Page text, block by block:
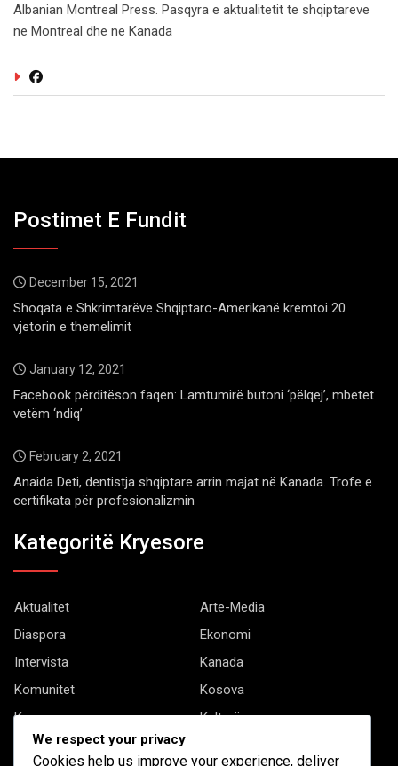
Albanian Montreal Press. Pasqyra e aktualitetit te shqiptareve
ne Montreal dhe ne Kanada
Postimet E Fundit
December 15, 2021
Shoqata e Shkrimtarëve Shqiptaro-Amerikanë kremtoi 20
vjetorin e themelimit
January 12, 2021
Facebook përditëson faqen: Lamtumirë butoni ‘pëlqej’, mbetet
vetëm ‘ndiq’
February 2, 2021
Anaida Deti, dentistja shqiptare arrin majat në Kanada. Trofe e
certifikata për profesionalizmin
Kategoritë Kryesore
Aktualitet
Arte-Media
Diaspora
Ekonomi
Intervista
Kanada
Komunitet
Kosova
Kryesore
Kulturë
Letërsi
We respect your privacy
Cookies help us improve your experience, deliver